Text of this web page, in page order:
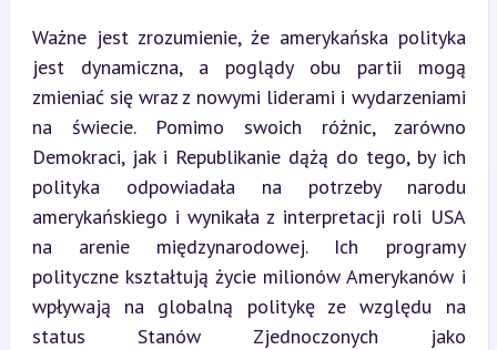
Ważne jest zrozumienie, że amerykańska polityka
jest dynamiczna, a poglądy obu partii mogą
zmieniać się wraz z nowymi liderami i wydarzeniami
na świecie. Pomimo swoich różnic, zarówno
Demokraci, jak i Republikanie dążą do tego, by ich
polityka odpowiadała na potrzeby narodu
amerykańskiego i wynikała z interpretacji roli USA
na arenie międzynarodowej. Ich programy
polityczne kształtują życie milionów Amerykanów i
wpływają na globalną politykę ze względu na
status Stanów Zjednoczonych jako